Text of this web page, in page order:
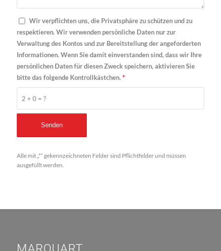
Wir verpflichten uns, die Privatsphäre zu schützen und zu
respektieren. Wir verwenden persönliche Daten nur zur
Verwaltung des Kontos und zur Bereitstellung der angeforderten
Informationen. Wenn Sie damit einverstanden sind, dass wir Ihre
persönlichen Daten für diesen Zweck speichern, aktivieren Sie
bitte das folgende Kontrollkästchen.*
2 + 0 = ?
Alle mit „*“ gekennzeichneten Felder sind Pflichtfelder und müssen
ausgefüllt werden.